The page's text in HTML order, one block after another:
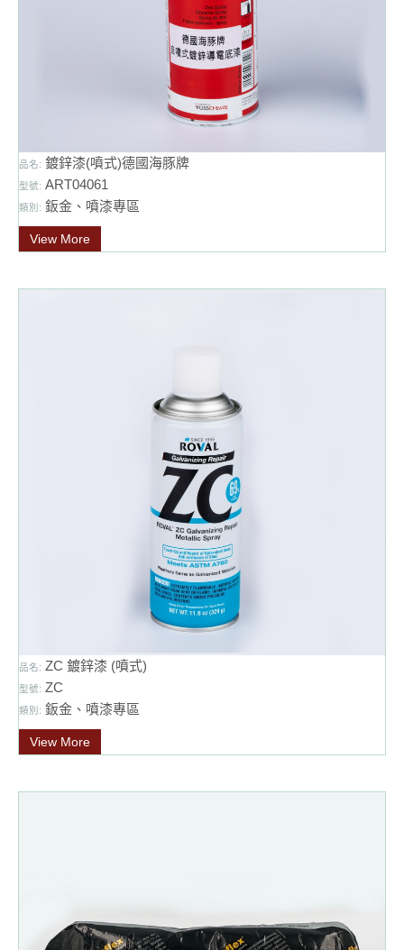
品名: 鍍鋅漆(噴式)德國海豚牌
型號: ART04061
類別: 鈑金、噴漆專區
View More
品名: ZC 鍍鋅漆 (噴式)
型號: ZC
類別: 鈑金、噴漆專區
View More